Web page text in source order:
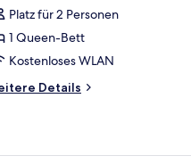
Platz für 2 Personen
1 Queen-Bett
Kostenloses WLAN
Details